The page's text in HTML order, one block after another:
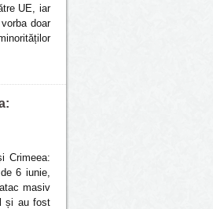
UE, iar
doar
Crimeea:
6 iunie,
masiv
și au fost